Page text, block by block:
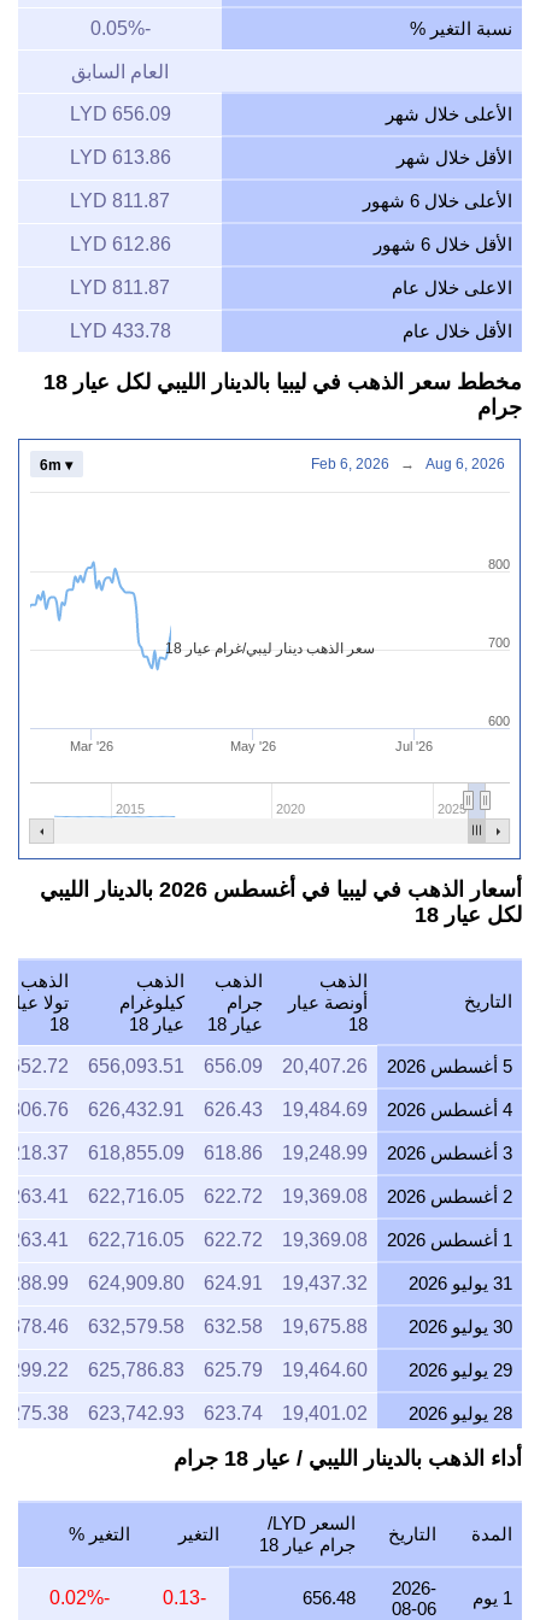
نسبة التغير % -0.05%
العام السابق
الأعلى خلال شهر 656.09 LYD
الأقل خلال شهر 613.86 LYD
الأعلى خلال 6 شهور 811.87 LYD
الأقل خلال 6 شهور 612.86 LYD
الاعلى خلال عام 811.87 LYD
الأقل خلال عام 433.78 LYD
مخطط سعر الذهب في ليبيا بالدينار الليبي لكل عيار 18
جرام
سعر الذهب دينار ليبي/غرام عيار 18
Mar '26 May '26 Jul '26
2015 2020 2025
600
700
800
6m ▾ Feb 6, 2026 → Aug 6, 2026
أسعار الذهب في ليبيا في أغسطس 2026 بالدينار الليبي
لكل عيار 18
التاريخ
الذهب
أونصة عيار
18
الذهب
جرام
عيار 18
الذهب
كيلوغرام
عيار 18
الذهب
تولا عيار
18
5 أغسطس 2026 20,407.26
656.09
656,093.51
4 أغسطس 2026 19,484.69
626.43
626,432.91
3 أغسطس 2026 19,248.99
618.86
618,855.09
2 أغسطس 2026 19,369.08
622.72
622,716.05
1 أغسطس 2026 19,369.08
622.72
622,716.05
31 يوليو 2026 19,437.32
624.91
624,909.80
30 يوليو 2026 19,675.88
632.58
632,579.58
29 يوليو 2026 19,464.60
625.79
625,786.83
28 يوليو 2026 19,401.02
623.74
623,742.93
27 يوليو 2026 19,607.14
630.37
630,369.64
26 يوليو 2026 19,436.19
624.87
624,873.39
25 يوليو 2026 19,436.19
624.87
624,873.39
24 يوليو 2026 19,503.45
627,036.05
أداء الذهب بالدينار الليبي / عيار 18 جرام
المدة التاريخ
السعر LYD/
جرام عيار 18
التغير التغير %
1 يوم
2026-
08-06
656.48
-0.13
-0.02%